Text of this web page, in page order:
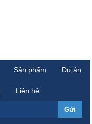
Sản phẩm Dự án
Liên hệ